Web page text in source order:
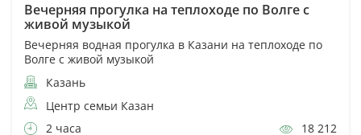
Вечерняя прогулка на теплоходе по Волге с
живой музыкой
Вечерняя водная прогулка в Казани на теплоходе по
Волге с живой музыкой
Казань
Центр семьи Казан
2 часа
18 212